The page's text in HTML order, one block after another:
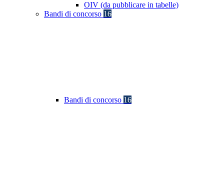
OIV (da pubblicare in tabelle)
Bandi di concorso 16
Bandi di concorso 16